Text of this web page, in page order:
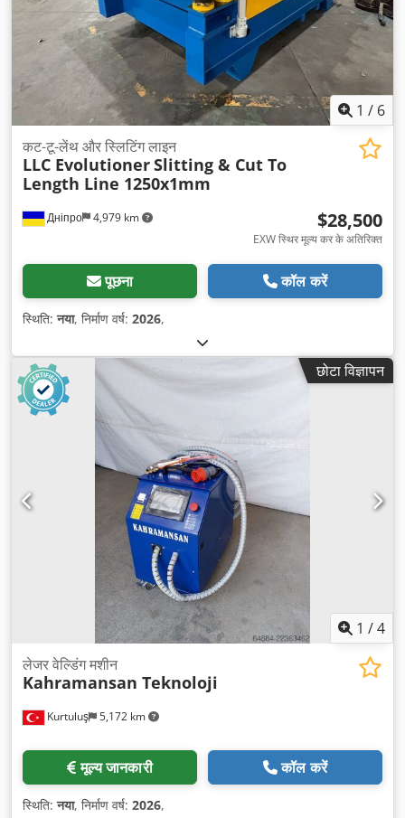
1 / 6
Дніпро 4,979 km
कट-टू-लेंथ और स्लिटिंग लाइन
LLC EvolutionerSlitting & Cut To
Length Line 1250x1mm
$28,500
EXW स्थिर मूल्य कर के अतिरिक्त
पूछना कॉल करें
स्थिति:नया, निर्माण वर्ष: 2026,
छोटा विज्ञापन
1 /4
Kurtuluş 5,172 km
लेजर वेल्डिंग मशीन
Kahramansan Teknoloji
मूल्य जानकारी कॉल करें
स्थिति:नया, निर्माण वर्ष: 2026,